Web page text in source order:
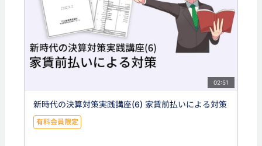
02:51
新時代の決算対策実践講座(6) 家賃前払いによる対策
有料会員限定